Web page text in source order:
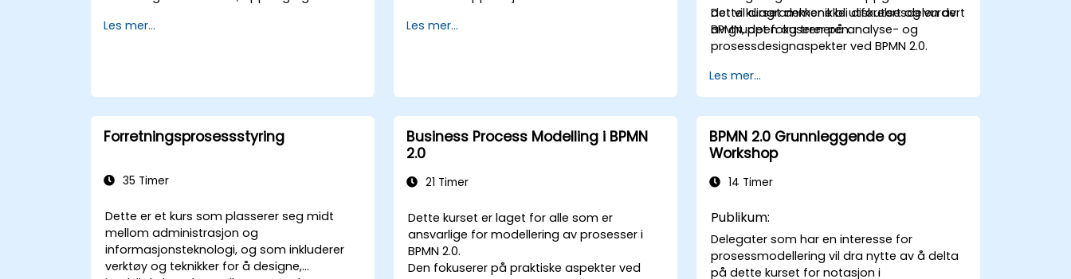
Få ekspertise på å analysere prosesser
oppgaveautomatisering.
Bygg og tilpass dashbord og rapporter
for sanntidsovervåking.
Les mer...
forretningsregler.
Implementer Drools i virkelige scenarier
for å automatisere beslutninger.
Les mer...
det vil diagrammene bli diskutert og vurdert
av gruppen og treneren.
Dette kurset dekker ikke utførelsesdelen av
BPMN, det fokuserer på analyse- og
prosessdesignaspekter ved BPMN 2.0.
Les mer...
Forretningsprosessstyring
35 Timer
Dette er et kurs som plasserer seg midt
mellom administrasjon og
informasjonsteknologi, og som inkluderer
verktøy og teknikker for å designe,
Business Process Modelling i BPMN
2.0
21 Timer
Dette kurset er laget for alle som er
ansvarlige for modellering av prosesser i
BPMN 2.0.
Den fokuserer på praktiske aspekter ved
BPMN 2.0 Grunnleggende og
Workshop
14 Timer
Publikum:
Delegater som har en interesse for
prosessmodellering vil dra nytte av å delta
på dette kurset for notasjon i